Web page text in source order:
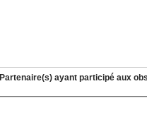
Partenaire(s) ayant participé aux